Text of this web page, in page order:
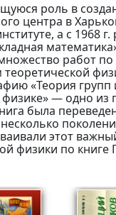
роль в
центра в
а с 1968 г.
работ
«Теория групп
— одно из
была
этот
физики по книге